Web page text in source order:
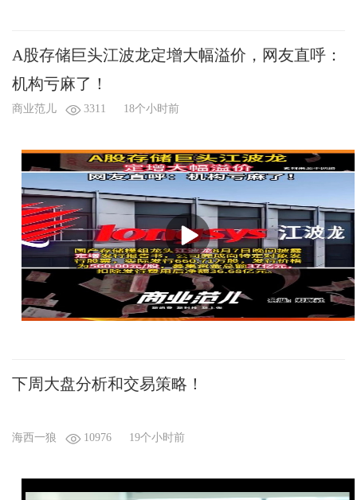
A股存储巨头江波龙定增大幅溢价，网友直呼：
机构亏麻了！
商业范儿 3311 18个小时前
下周大盘分析和交易策略！
海西一狼 10976 19个小时前